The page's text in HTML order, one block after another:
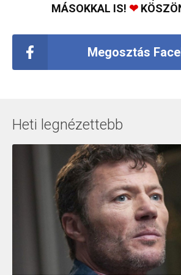
MÁSOKKAL IS! ❤
Megosztás
Heti legnézettebb